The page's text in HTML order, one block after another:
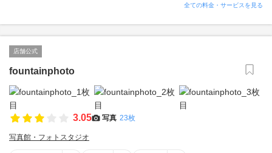
全ての料金・サービスを見る
店舗公式
fountainphoto
3.05 写真 23枚
写真館・フォトスタジオ